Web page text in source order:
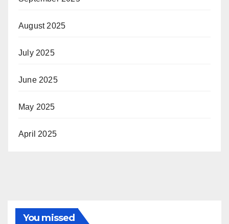
August 2025
July 2025
June 2025
May 2025
April 2025
You missed